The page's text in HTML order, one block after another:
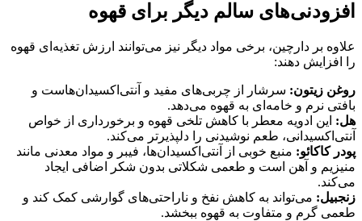
افزودنی‌های سالم دیگر برای قهوه
علاوه بر دارچین، برخی مواد دیگر نیز می‌توانند ارزش تغذیه‌ای قهوه
را افزایش دهند:
روغن زیتون: سرشار از چربی‌های مفید و آنتی‌اکسیدان‌هاست و
بافتی نرم و خامه‌ای به قهوه می‌دهد.
هل: این ادویه معطر با کاهش تلخی قهوه و برخورداری از خواص
آنتی‌اکسیدانی، طعم نوشیدنی را دلپذیرتر می‌کند.
پودر کاکائو: منبع خوبی از آنتی‌اکسیدان‌ها، فیبر و مواد معدنی مانند
منیزیم و آهن است و طعمی شکلاتی بدون شکر اضافی ایجاد
می‌کند.
زنجبیل: می‌تواند به کاهش نفخ و ناراحتی‌های گوارشی کمک کند و
طعمی گرم و متفاوت به قهوه ببخشد.